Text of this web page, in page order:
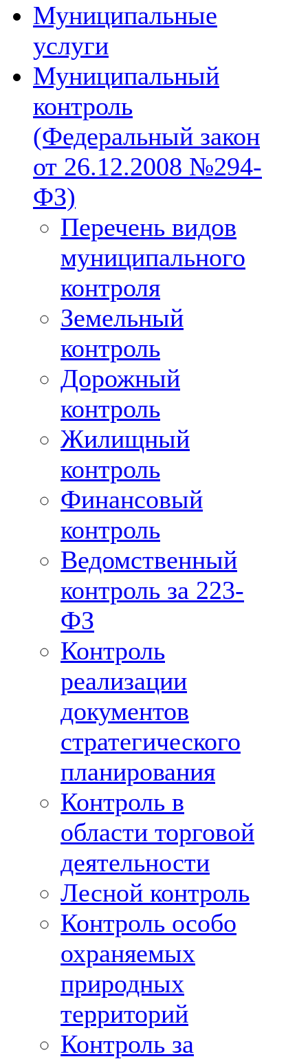
Муниципальные
услуги
Муниципальный
контроль
(Федеральный закон
от 26.12.2008 №294-
ФЗ)
Перечень видов
муниципального
контроля
Земельный
контроль
Дорожный
контроль
Жилищный
контроль
Финансовый
контроль
Ведомственный
контроль за 223-
ФЗ
Контроль
реализации
документов
стратегического
планирования
Контроль в
области торговой
деятельности
Лесной контроль
Контроль особо
охраняемых
природных
территорий
Контроль за